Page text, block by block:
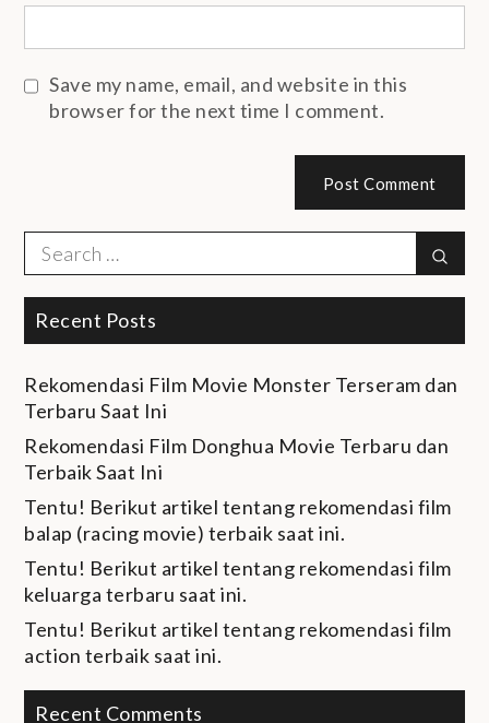
Save my name, email, and website in this
browser for the next time I comment.
Search
for:
Recent Posts
Rekomendasi Film Movie Monster Terseram dan
Terbaru Saat Ini
Rekomendasi Film Donghua Movie Terbaru dan
Terbaik Saat Ini
Tentu! Berikut artikel tentang rekomendasi film
balap (racing movie) terbaik saat ini.
Tentu! Berikut artikel tentang rekomendasi film
keluarga terbaru saat ini.
Tentu! Berikut artikel tentang rekomendasi film
action terbaik saat ini.
Recent Comments